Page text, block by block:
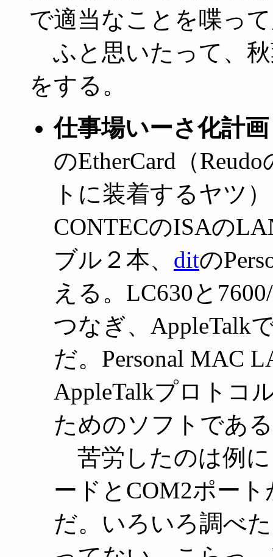
で適当なことを喋っ
ふと思いたって、
をする。
仕事場いーさ化計画
のEtherCard（
トに装着するヤツ
CONTECのISAの
ブル２本、 ditの
える。LC630と
つなぎ、AppleTalk
だ。Personal MAC
AppleTalkプロトコ
ためのソフトであ
苦労したのは例に
ードとCOM2ポー
だ。いろいろ調べ